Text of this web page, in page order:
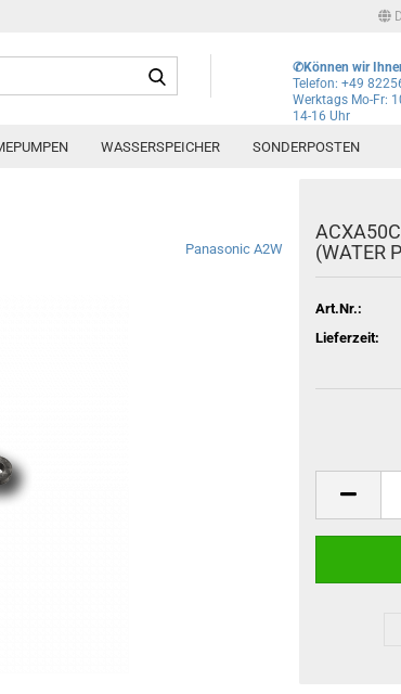
Lieferland
Konto erstellen
Passwort
✆Können wir
Telefon: +49
Werktags Mo-Fr:
14-16 Uhr
WASSERSPEICHER SONDERPOSTEN
Panasonic A2W
(WATER
Art.Nr.:
Lieferzeit: